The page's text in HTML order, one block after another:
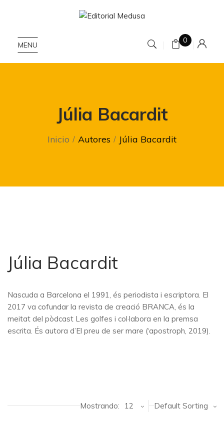
MENU
0
Júlia Bacardit
Inicio Autores Júlia Bacardit
Júlia Bacardit
Nascuda a Barcelona el 1991, és periodista i escriptora. El
2017 va cofundar la revista de creació BRANCA, és la
meitat del pòdcast Les golfes i col·labora en la premsa
escrita. És autora d’El preu de ser mare (‘apostroph, 2019).
Default Sorting
Mostrando: 12